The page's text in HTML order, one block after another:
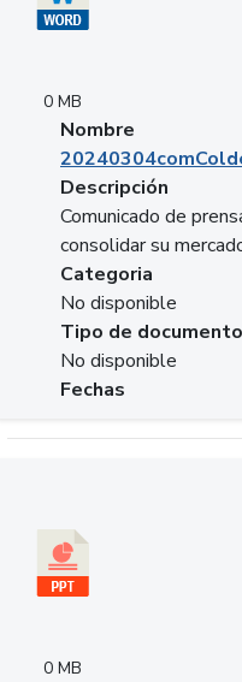
0 MB
Nombre
Descripción
Comunicado de
consolidar su
Categoria
No disponible
Tipo de documento
No disponible
Fechas
0 MB